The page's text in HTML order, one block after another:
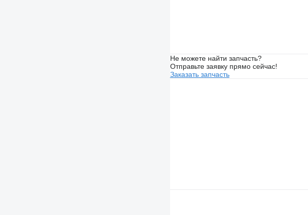
Не можете найти запчасть?
Отправьте заявку прямо сейчас!
Заказать запчасть